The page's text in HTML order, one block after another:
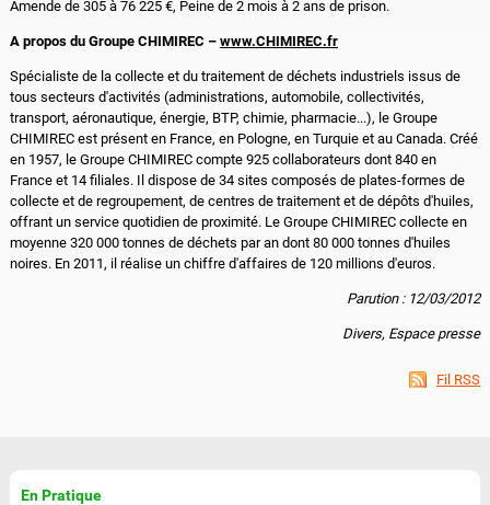
Amende de 305 à 76 225 €, Peine de 2 mois à 2 ans de prison.
A propos du Groupe CHIMIREC – www.CHIMIREC.fr
Spécialiste de la collecte et du traitement de déchets industriels issus de
tous secteurs d'activités (administrations, automobile, collectivités,
transport, aéronautique, énergie, BTP, chimie, pharmacie...), le Groupe
CHIMIREC est présent en France, en Pologne, en Turquie et au Canada. Créé
en 1957, le Groupe CHIMIREC compte 925 collaborateurs dont 840 en
France et 14 filiales. Il dispose de 34 sites composés de plates-formes de
collecte et de regroupement, de centres de traitement et de dépôts d'huiles,
offrant un service quotidien de proximité. Le Groupe CHIMIREC collecte en
moyenne 320 000 tonnes de déchets par an dont 80 000 tonnes d'huiles
noires. En 2011, il réalise un chiffre d'affaires de 120 millions d'euros.
Parution : 12/03/2012
Divers, Espace presse
Fil RSS
En Pratique